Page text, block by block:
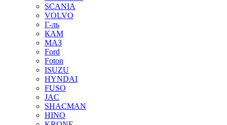
SCANIA
VOLVO
Г-ль
КАМ
МАЗ
Ford
Foton
ISUZU
HYNDAI
FUSO
JAC
SHACMAN
HINO